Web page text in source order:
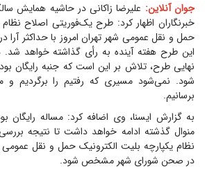
جوان آنلاین: علیرضا زاکانی در حاشیه همایش
خبرنگاران اظهار کرد: طرح یک‌فوریتی اصلاح
حمل و نقل عمومی شهر تهران امروز با حداکثر
این طرح هفته آینده به رأی گذاشته خواهد شد.
نهایی طرح، تلاش بر این است که جنبه رایگان
شود. نمی‌شود مسیری که رفتیم را برگردیم
برسانیم.
به گزارش ایسنا، وی اضافه کرد: مساله رایگان
منوال گذشته ادامه خواهد داشت تا نتیجه
نظام یکپارچه بلیت الکترونیک حمل و نقل عمومی
در صحن شورای شهر مشخص شود.